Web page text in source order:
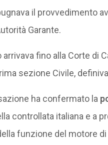
il provvedimento
Garante.
fino alla Corte di
sezione Civile,
ha confermato la
controllata italiana e a
funzione del motore